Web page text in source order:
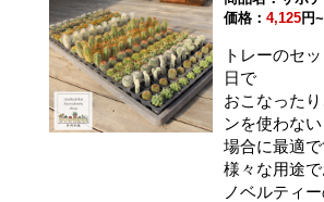
価格： 4,125円~
トレーのセ
日で
おこなった
ンを使わない
場合に最適
様々な用途
ノベルティ